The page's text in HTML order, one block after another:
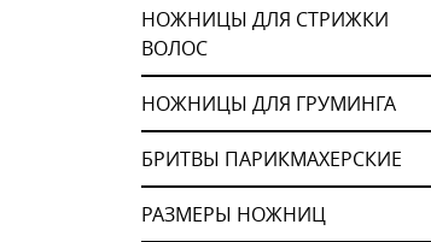
НОЖНИЦЫ ДЛЯ СТРИЖКИ
ВОЛОС
НОЖНИЦЫ ДЛЯ ГРУМИНГА
БРИТВЫ ПАРИКМАХЕРСКИЕ
РАЗМЕРЫ НОЖНИЦ